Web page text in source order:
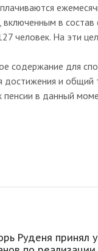
в
человек. На эти
содержание для
и общий
пенсии в данный
Руденя принял